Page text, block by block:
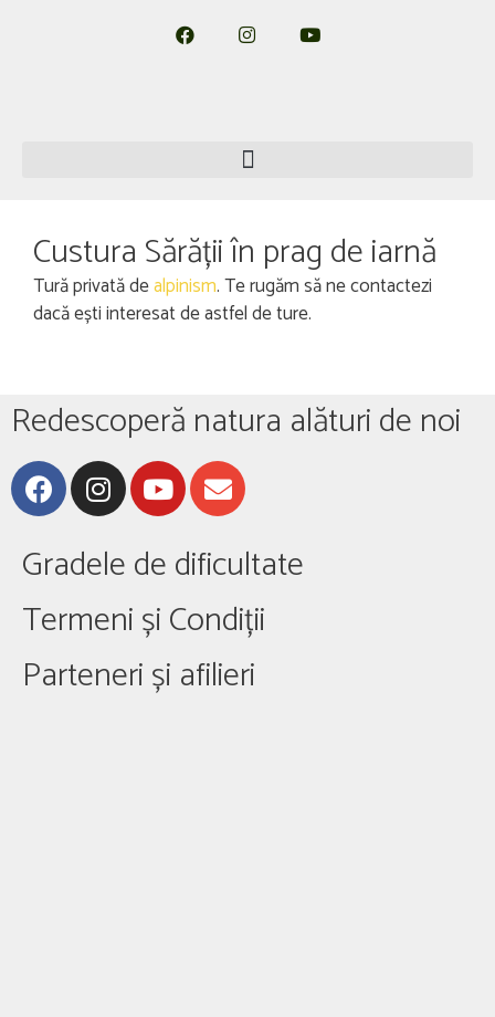
Custura Sărății în prag de iarnă
Tură privată dealpinism. Te rugăm să ne contactezi
dacă ești interesat de astfel de ture.
Redescoperă natura alături de noi
Gradele de dificultate
Termeni și Condiții
Parteneri și afilieri